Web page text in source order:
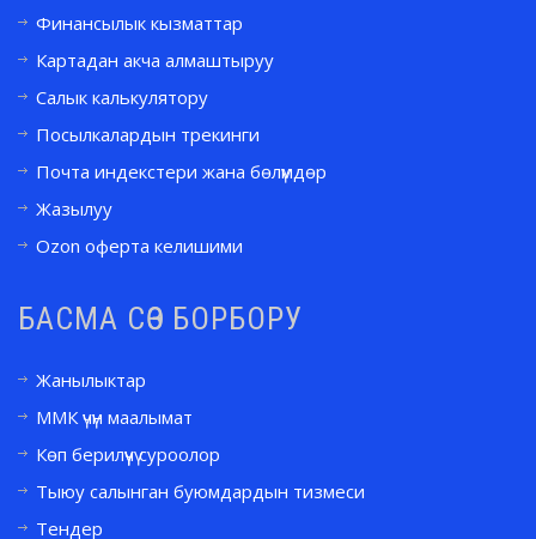
Финансылык кызматтар
Картадан акча алмаштыруу
Салык калькулятору
Посылкалардын трекинги
Почта индекстери жана бөлүмдөр
Жазылуу
Ozon оферта келишими
БАСМА СӨЗ БОРБОРУ
Жанылыктар
ММК үчүн маалымат
Көп берилүүчү суроолор
Тыюу салынган буюмдардын тизмеси
Тендер